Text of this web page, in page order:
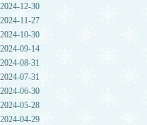
12-30
11-27
10-30
09-14
08-31
07-31
06-30
05-28
04-29